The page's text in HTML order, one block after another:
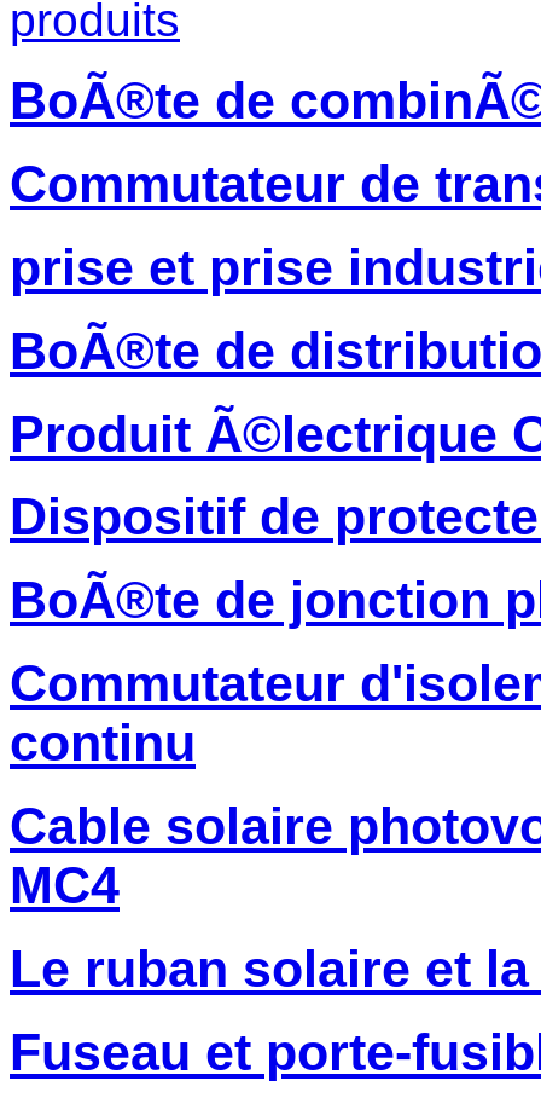
produits
BoÃ®te de
Commutateur de
prise et prise
BoÃ®te de
Produit Ã©lectrique
Dispositif de
BoÃ®te de jonction
Commutateur
continu
Cable solaire
MC4
Le ruban solaire et
Fuseau et porte-